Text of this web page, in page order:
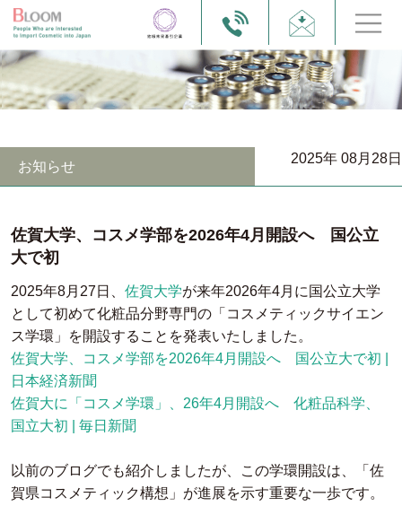
お知らせ
2025年 08月28日
佐賀大学、コスメ学部を2026年4月開設へ 国公立
大で初
2025年8月27日、 佐賀大学が来年2026年4月に国公立大学
として初めて化粧品分野専門の「コスメティックサイエン
ス学環」を開設することを発表いたしました。
佐賀大学、コスメ学部を2026年4月開設へ 国公立大で初
日本経済新聞
佐賀大に「コスメ学環」、26年4月開設へ 化粧品科学、
国立大初 | 毎日新聞
以前のブログでも紹介しましたが、この学環開設は、「佐
賀県コスメティック構想」が進展を示す重要な一歩です。